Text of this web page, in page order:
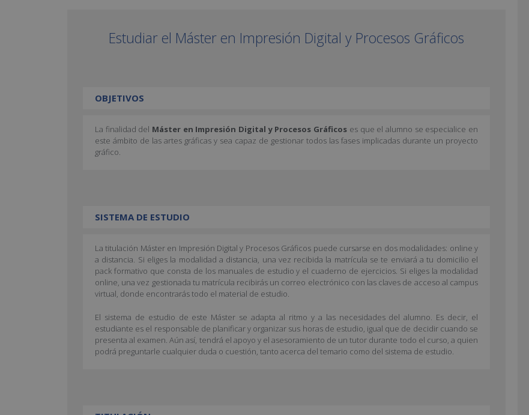
Estudiar el Máster en Impresión Digital y Procesos Gráficos
OBJETIVOS
La finalidad del Máster en Impresión Digital y Procesos Gráficos es que el alumno se especialice en
este ámbito de las artes gráficas y sea capaz de gestionar todos las fases implicadas durante un proyecto
gráfico.
SISTEMA DE ESTUDIO
La titulación Máster en Impresión Digital y Procesos Gráficos puede cursarse en dos modalidades: online y
a distancia. Si eliges la modalidad a distancia, una vez recibida la matrícula se te enviará a tu domicilio el
pack formativo que consta de los manuales de estudio y el cuaderno de ejercicios. Si eliges la modalidad
online, una vez gestionada tu matrícula recibirás un correo electrónico con las claves de acceso al campus
virtual, donde encontrarás todo el material de estudio.
El sistema de estudio de este Máster se adapta al ritmo y a las necesidades del alumno. Es decir, el
estudiante es el responsable de planificar y organizar sus horas de estudio, igual que de decidir cuando se
presenta al examen. Aún así, tendrá el apoyo y el asesoramiento de un tutor durante todo el curso, a quien
podrá preguntarle cualquier duda o cuestión, tanto acerca del temario como del sistema de estudio.